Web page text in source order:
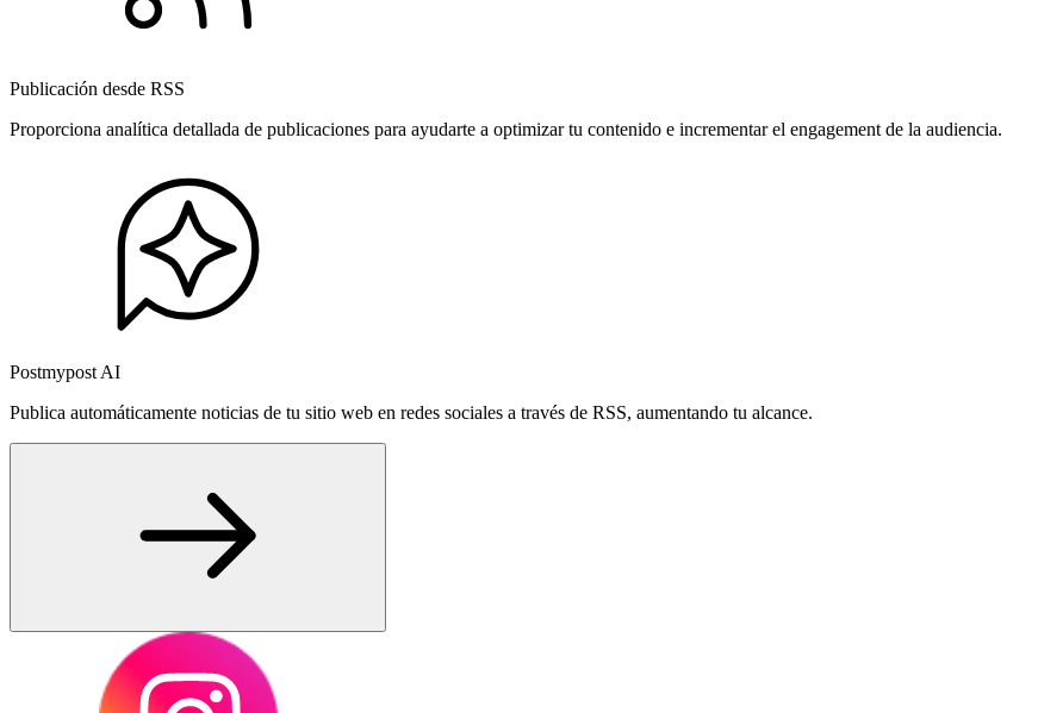
Publicación desde RSS
Proporciona analítica detallada de publicaciones para ayudarte a optimizar tu contenido e incrementar el engagement de la audiencia.
Postmypost AI
Publica automáticamente noticias de tu sitio web en redes sociales a través de RSS, aumentando tu alcance.